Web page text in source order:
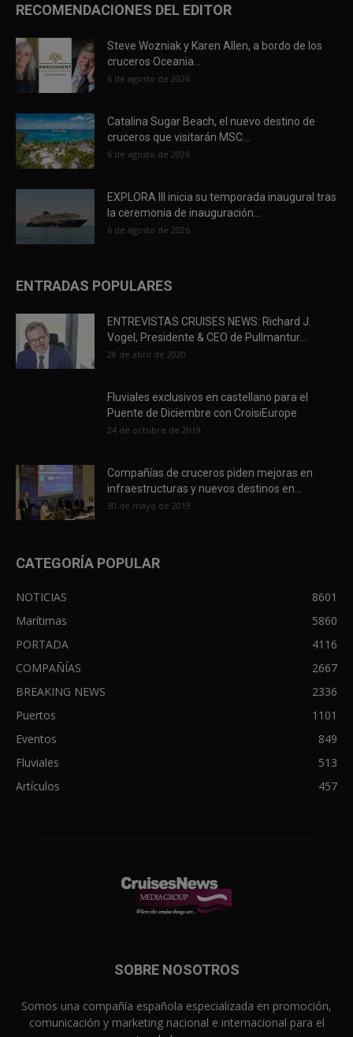
RECOMENDACIONES DEL EDITOR
Steve Wozniak y Karen Allen, a bordo de los
cruceros Oceania...
6 de agosto de 2026
Catalina Sugar Beach, el nuevo destino de
cruceros que visitarán MSC...
6 de agosto de 2026
EXPLORA III inicia su temporada inaugural tras
la ceremonia de inauguración...
6 de agosto de 2026
ENTRADAS POPULARES
ENTREVISTAS CRUISES NEWS: Richard J.
Vogel, Presidente & CEO de Pullmantur...
28 de abril de 2020
Fluviales exclusivos en castellano para el
Puente de Diciembre con CroisiEurope
24 de octubre de 2019
Compañías de cruceros piden mejoras en
infraestructuras y nuevos destinos en...
30 de mayo de 2019
CATEGORÍA POPULAR
NOTICIAS
8601
Marítimas
5860
PORTADA
4116
COMPAÑÍAS
2667
BREAKING NEWS
2336
Puertos
1101
Eventos
849
Fluviales
513
Artículos
457
SOBRE NOSOTROS
Somos una compañía española especializada en promoción,
comunicación y marketing nacional e internacional para el